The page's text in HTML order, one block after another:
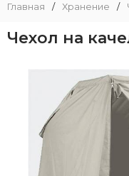
Главная / Хранение /
Чехол на